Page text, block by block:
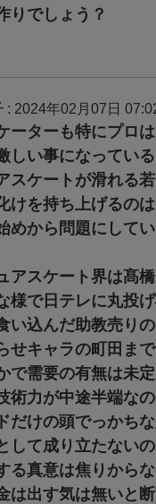
りでしょう？
: 2024年02月07日
ーターも特にプロは
しい事になってい
スケートが滑れる
けを持ち上げるの
めから問題にして
アスケート界は髙
様で日テレに丸投
い込んだ助教売りの
せキャラの町田ま
で需要の有無は未定
術力が中途半端な
だけの頭でっかち
して成り立たない
る真意は焦りから
は出す気は無いと